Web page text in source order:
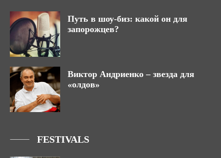
Путь в шоу-биз: какой он для
запорожцев?
Виктор Андриенко – звезда для
«олдов»
FESTIVALS